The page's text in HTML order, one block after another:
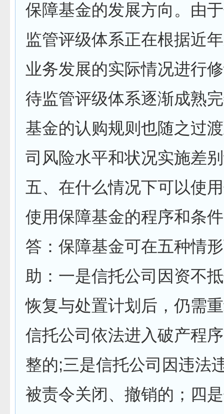
保障基金的发展方向。由
监管评级体系正在根据近
业务发展的实际情况进行
待监管评级体系逐渐成熟
基金的认购规则也随之过
司风险水平和状况实施差
五、在什么情况下可以使
使用保障基金的程序和条
答：保障基金可在五种情
助：一是信托公司因资不
恢复与处置计划后，仍需
信托公司依法进入破产程
整的;三是信托公司因违法
被责令关闭、撤销的；四